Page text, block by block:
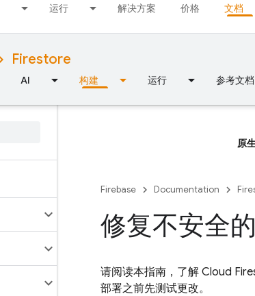
运行 解决方案 价格 文档
Firestore
AI 构建 运行 参考文档
原
Firebase Documentation
修复不安全
请阅读本指南，了解 Cloud
部署之前先测试更改。